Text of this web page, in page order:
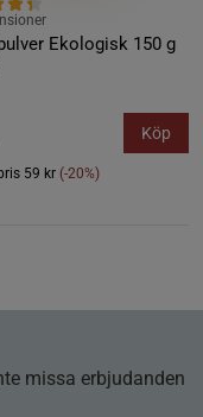
Ekologisk 150 g
59 kr (-20%)
Köp
missa erbjudanden